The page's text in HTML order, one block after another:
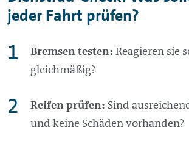
jeder Fahrt prüfen?
Bremsen testen: Reagieren sie
gleichmäßig?
Reifen prüfen: Sind
und keine Schäden vorhanden?